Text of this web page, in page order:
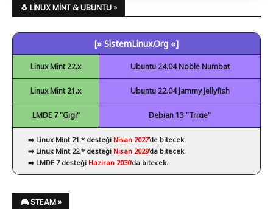
✔ NetBeans
✔ Visual Studio Code
🐧 LINUX MINT & UBUNTU »
[» SistemLinux.Org «]
Linux Mint 22.x Ubuntu 24.04 Noble Numbat
Linux Mint 21.x Ubuntu 22.04 Jammy Jellyfish
LMDE 7 "Gigi" Debian 13 "Trixie"
➡️ Linux Mint 21.* desteği Nisan 2027’de bitecek.
➡️ Linux Mint 22.* desteği Nisan 2029’da bitecek.
➡️ LMDE 7 desteği Haziran 2030’da bitecek.
🎮 STEAM »